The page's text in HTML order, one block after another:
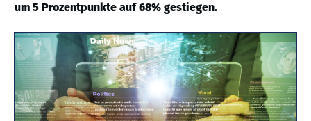
um 5 Prozentpunkte auf 68% gestiegen.